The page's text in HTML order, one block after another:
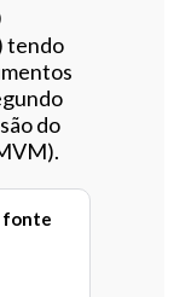
tendo
do
fonte